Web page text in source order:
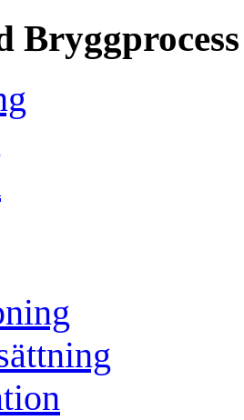
Bryggprocess